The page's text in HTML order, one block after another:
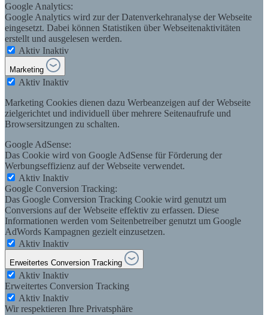
Google Analytics:
Google Analytics wird zur der Datenverkehranalyse der Webseite
eingesetzt. Dabei können Statistiken über Webseitenaktivitäten
erstellt und ausgelesen werden.
Aktiv Inaktiv
Marketing
Aktiv Inaktiv
Marketing Cookies dienen dazu Werbeanzeigen auf der Webseite
zielgerichtet und individuell über mehrere Seitenaufrufe und
Browsersitzungen zu schalten.
Google AdSense:
Das Cookie wird von Google AdSense für Förderung der
Werbungseffizienz auf der Webseite verwendet.
Aktiv Inaktiv
Google Conversion Tracking:
Das Google Conversion Tracking Cookie wird genutzt um
Conversions auf der Webseite effektiv zu erfassen. Diese
Informationen werden vom Seitenbetreiber genutzt um Google
AdWords Kampagnen gezielt einzusetzen.
Aktiv Inaktiv
Erweitertes Conversion Tracking
Aktiv Inaktiv
Erweitertes Conversion Tracking
Aktiv Inaktiv
Wir respektieren Ihre Privatsphäre